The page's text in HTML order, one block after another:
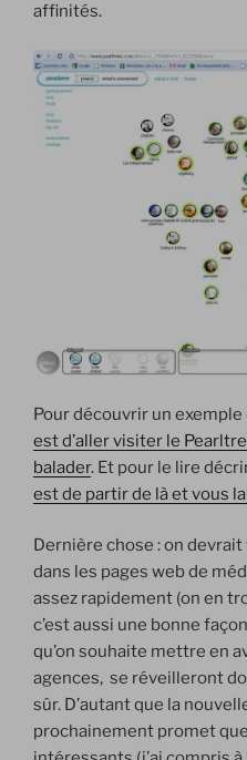
affinités.
Pour découvrir un exemple
est d’aller visiter le
balader. Et pour le lire
est de partir de là et vous
Dernière chose : on
dans les pages web de
assez rapidement (on en
c’est aussi une bonne
qu’on souhaite mettre en
agences, se réveilleront
sûr. D’autant que la
prochainement promet